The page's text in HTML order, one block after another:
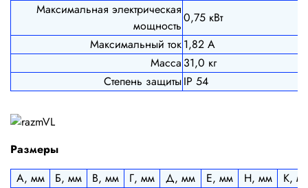
Максимальная электрическая
мощность
0,75 кВт
Максимальный ток1,82 А
Масса 31,0 кг
Степень защитыIP 54
Размеры
А, мм
Б, мм В, мм Г, мм Д, мм Е, мм Н, мм
К,